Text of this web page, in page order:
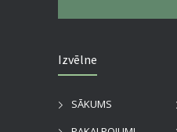
Izvēlne
SĀKUMS